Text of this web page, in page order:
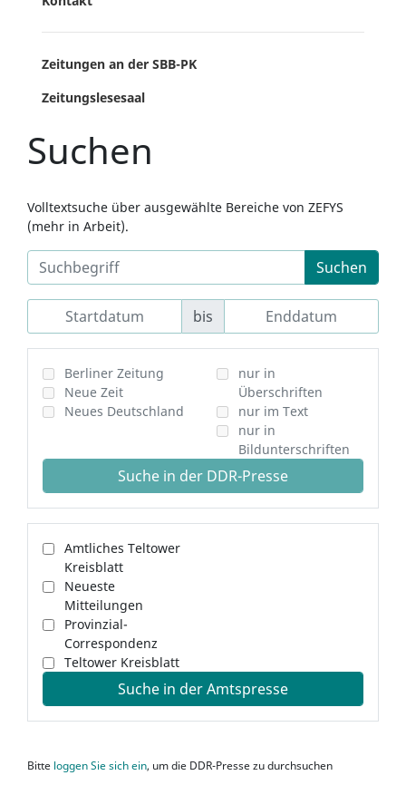
Zeitungen an der SBB-PK
Zeitungslesesaal
Suchen
Volltextsuche über ausgewählte Bereiche von ZEFYS
(mehr in Arbeit).
Suchen
bis
Berliner Zeitung
Neue Zeit
Neues Deutschland
nur in
Überschriften
nur im Text
nur in
Bildunterschriften
Suche in der DDR-Presse
Amtliches Teltower
Kreisblatt
Neueste
Mitteilungen
Provinzial-
Correspondenz
Teltower Kreisblatt
Suche in der Amtspresse
Bitte loggen Sie sich ein, um die DDR-Presse zu durchsuchen